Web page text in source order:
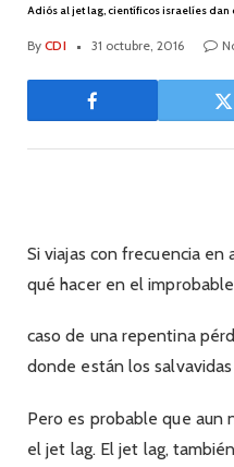
Adiós al jet lag, científicos israelíes dan
By CDI 31 octubre, 2016
Si viajas con frecuencia
qué hacer en el improbable
caso de una repentina
donde están los
Pero es probable que aun
el jet lag. El jet lag,